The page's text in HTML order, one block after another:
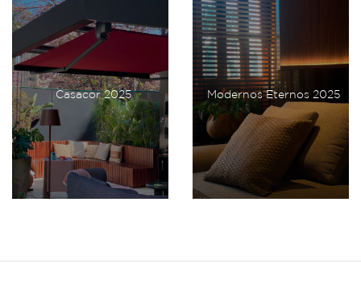
Casacor 2025 Modernos Eternos 2025